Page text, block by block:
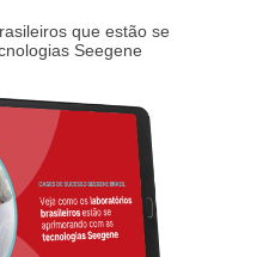
que estão se
Seegene